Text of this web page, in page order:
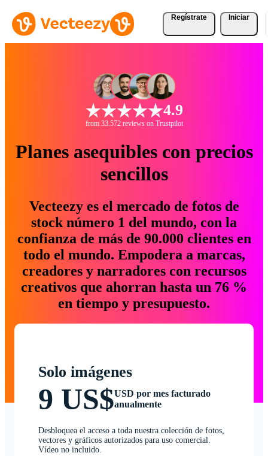
Regístrate Iniciar
4.9
from 33.572 reviews on Trustpilot
Planes asequibles con precios
sencillos
Vecteezy es el mercado de fotos de
stock número 1 del mundo, con la
confianza de más de 90.000 clientes en
todo el mundo. Empodera a marcas,
creadores y narradores con recursos
creativos que ahorran hasta un 76 %
en tiempo y presupuesto.
Solo imágenes
9 US$USD por mes facturado
anualmente
Desbloquea el acceso a toda nuestra colección de fotos,
vectores y gráficos autorizados para uso comercial.
Vídeo no incluido.